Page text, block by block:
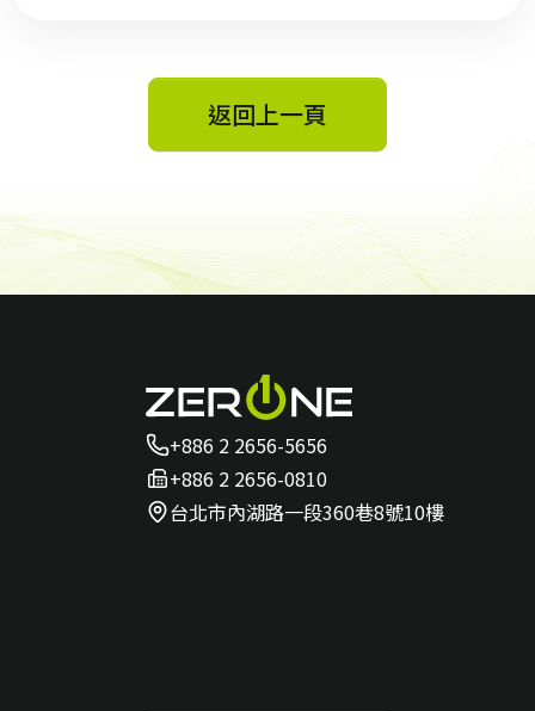
返回上一頁
+886 2 2656-5656
+886 2 2656-0810
台北市內湖路一段360巷8號10樓